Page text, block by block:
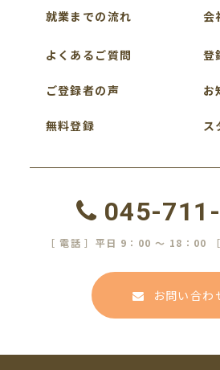
就業までの流れ
よくあるご質問
ご登録者の声
無料登録
会
登
お
ス
045-
［ 電話 ］平日 9：00 ～ 18：00
お問い合わ